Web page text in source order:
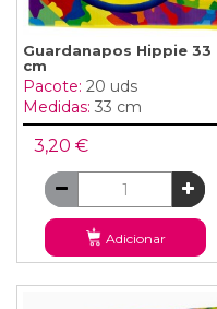
Guardanapos Hippie 33
cm
Pacote: 20 uds
Medidas: 33 cm
3,20 €
Adicionar